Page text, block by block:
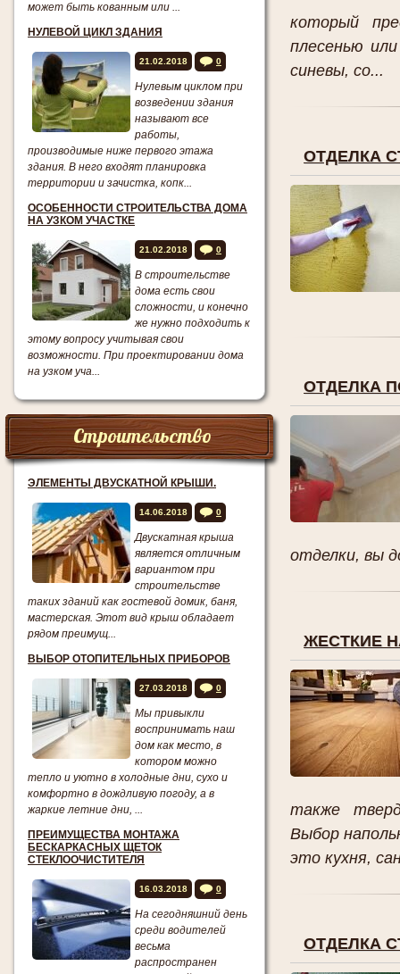
может быть кованным или ...
НУЛЕВОЙ ЦИКЛ ЗДАНИЯ
21.02.2018 0
Нулевым циклом при
возведении здания
называют все
работы,
производимые ниже первого этажа
здания. В него входят планировка
территории и зачистка, копк...
ОСОБЕННОСТИ СТРОИТЕЛЬСТВА ДОМА
НА УЗКОМ УЧАСТКЕ
21.02.2018 0
В строительстве
дома есть свои
сложности, и конечно
же нужно подходить к
этому вопросу учитывая свои
возможности. При проектировании дома
на узком уча...
Строительство
ЭЛЕМЕНТЫ ДВУСКАТНОЙ КРЫШИ.
14.06.2018 0
Двускатная крыша
является отличным
вариантом при
строительстве
таких зданий как гостевой домик, баня,
мастерская. Этот вид крыш обладает
рядом преимущ...
ВЫБОР ОТОПИТЕЛЬНЫХ ПРИБОРОВ
27.03.2018 0
Мы привыкли
воспринимать наш
дом как место, в
котором можно
тепло и уютно в холодные дни, сухо и
комфортно в дождливую погоду, а в
жаркие летние дни, ...
ПРЕИМУЩЕСТВА МОНТАЖА
БЕСКАРКАСНЫХ ЩЕТОК
СТЕКЛООЧИСТИТЕЛЯ
16.03.2018 0
На сегодняшний день
среди водителей
весьма
распространен
который
плесенью
синевы, со...
ОТДЕЛКА
ОТДЕЛКА
отделки, вы
ЖЕСТКИЕ
также
Выбор
это кухня,
ОТДЕЛКА